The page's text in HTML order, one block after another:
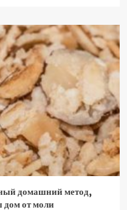
домашний метод,
дом от моли